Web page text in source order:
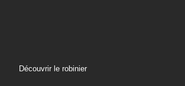
Découvrir le robinier